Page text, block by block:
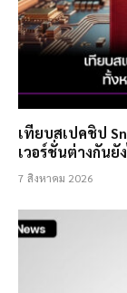
เทียบสเปคชิป
เวอร์ชั่นต่างกันยั
7 สิงหาคม 2026